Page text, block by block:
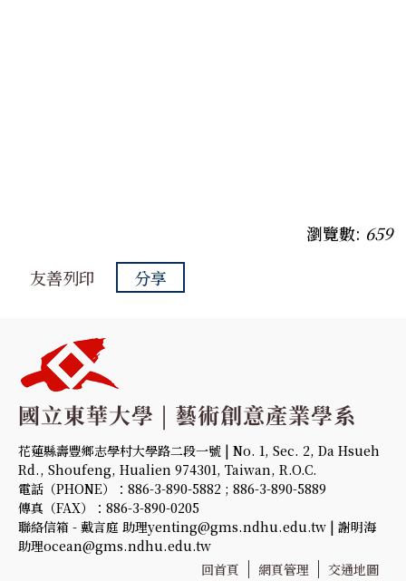
瀏覽數: 659
友善列印
分享
花蓮縣壽豐鄉志學村大學路二段一號 | No. 1, Sec. 2, Da Hsueh
Rd., Shoufeng, Hualien 974301, Taiwan, R.O.C.
電話（PHONE）：886-3-890-5882 ; 886-3-890-5889
傳真（FAX）：886-3-890-0205
聯絡信箱 - 戴言庭 助理yenting@gms.ndhu.edu.tw | 謝明海
助理ocean@gms.ndhu.edu.tw
回首頁
網頁管理 交通地圖